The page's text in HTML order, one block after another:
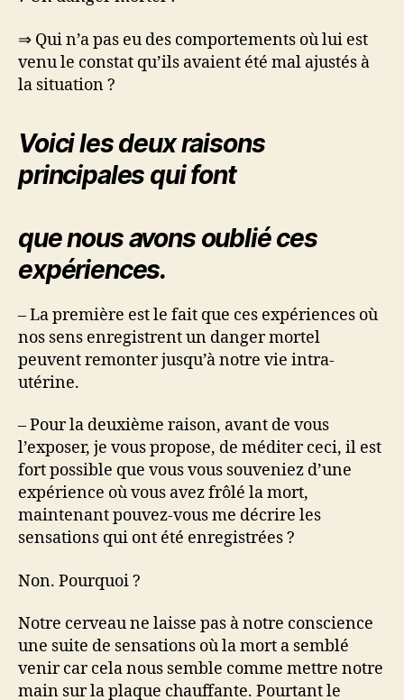
⇒ Qui n’a pas eu des comportements où lui est
venu le constat qu’ils avaient été mal ajustés à
la situation ?
Voici les deux raisons
principales qui font
que nous avons oublié ces
expériences.
– La première est le fait que ces expériences où
nos sens enregistrent un danger mortel
peuvent remonter jusqu’à notre vie intra-
utérine.
– Pour la deuxième raison, avant de vous
l’exposer, je vous propose, de méditer ceci, il est
fort possible que vous vous souveniez d’une
expérience où vous avez frôlé la mort,
maintenant pouvez-vous me décrire les
sensations qui ont été enregistrées ?
Non. Pourquoi ?
Notre cerveau ne laisse pas à notre conscience
une suite de sensations où la mort a semblé
venir car cela nous semble comme mettre notre
main sur la plaque chauffante. Pourtant le